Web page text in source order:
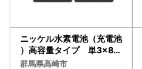
ニッケル水素電池（充電池
）高容量タイプ 単3×8個
セット
群馬県高崎市